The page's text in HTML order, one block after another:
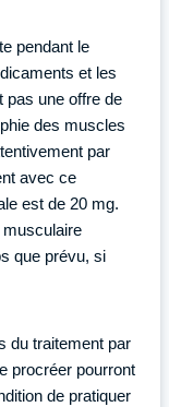
pendant le
et les
pas une offre de
des muscles
par
avec ce
est de 20 mg.
que prévu, si
du traitement par
procréer pourront
de pratiquer